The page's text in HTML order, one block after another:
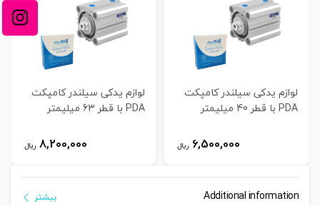
لوازم یدکی سیلندر کامپکت
PDA با قطر 40 میلیمتر
6,500,000 ریال
لوازم یدکی سیلندر کامپکت
PDA با قطر 63 میلیمتر
8,200,000 ریال
Additional information بیشتر